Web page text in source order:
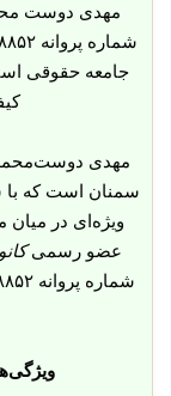
مهدی دوست‌
جامعه حقوقی
مهدی
سمنان است که با
ویژه‌ای در
عضو رسمی